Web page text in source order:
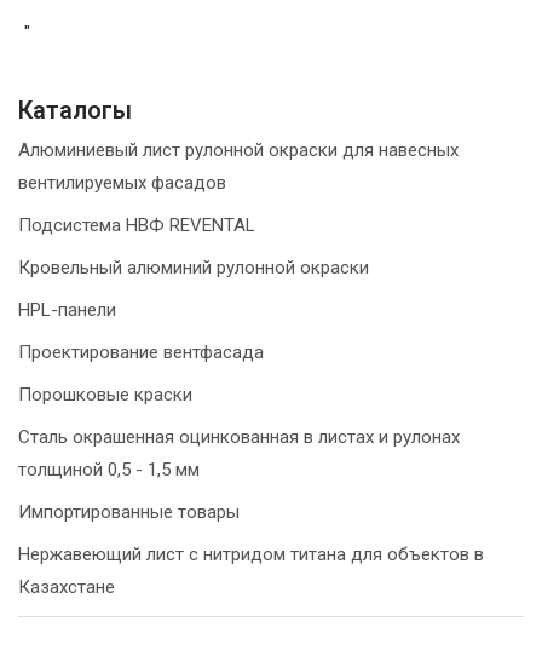
"
Каталогы
Алюминиевый лист рулонной окраски для навесных
вентилируемых фасадов
Подсистема НВФ REVENTAL
Кровельный алюминий рулонной окраски
HPL-панели
Проектирование вентфасада
Порошковые краски
Сталь окрашенная оцинкованная в листах и рулонах
толщиной 0,5 - 1,5 мм
Импортированные товары
Нержавеющий лист с нитридом титана для объектов в
Казахстане